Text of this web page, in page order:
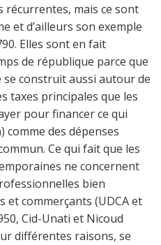
récurrentes, mais ce sont
et d’ailleurs son exemple
Elles sont en fait
de république parce que
se construit aussi autour de
taxes principales que les
pour financer ce qui
des dépenses
Ce qui fait que les
ne concernent
bien
et commerçants (UDCA et
Cid-Unati et Nicoud
différentes raisons, se